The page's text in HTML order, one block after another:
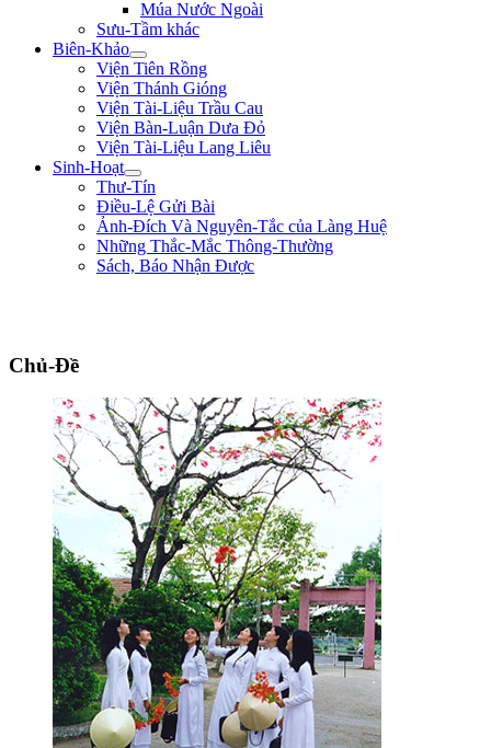
Múa Nước Ngoài
Sưu-Tầm khác
Biên-Khảo
Viện Tiên Rồng
Viện Thánh Gióng
Viện Tài-Liệu Trầu Cau
Viện Bàn-Luận Dưa Đỏ
Viện Tài-Liệu Lang Liêu
Sinh-Hoạt
Thư-Tín
Điều-Lệ Gửi Bài
Ảnh-Đích Và Nguyên-Tắc của Làng Huệ
Những Thắc-Mắc Thông-Thường
Sách, Báo Nhận Được
Chủ-Đề